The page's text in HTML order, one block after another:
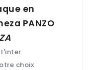
en
PANZO
l'inter
choix